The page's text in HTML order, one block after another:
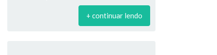
+ continuar lendo